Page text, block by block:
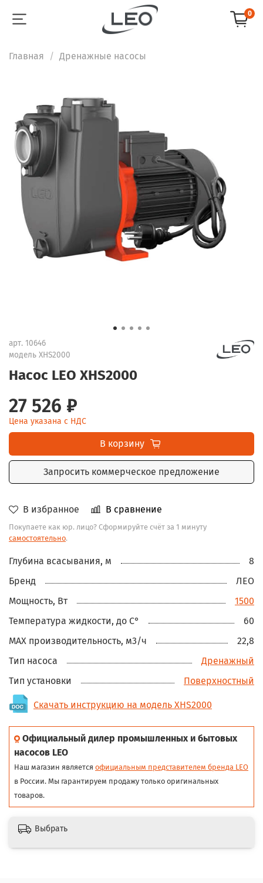
0
Главная Дренажные насосы
арт. 10646
модель XHS2000
Насос LEO XHS2000
В избранное В сравнение
Покупаете как юр. лицо? Сформируйте счёт за 1 минуту
самостоятельно.
27 526 ₽
Цена указана с НДС
В корзину
Запросить коммерческое предложение
Глубина всасывания, м
8
Бренд
ЛЕО
Мощность, Вт
1500
Температура жидкости, до С°
60
MAX производительность, м3/ч
22,8
Тип насоса
Дренажный
Тип установки
Поверхностный
Скачать инструкцию на модель XHS2000
Официальный дилер промышленных и бытовых
насосов LEO
Наш магазин является официальным представителем бренда LEO
в России. Мы гарантируем продажу только оригинальных
товаров.
Выбрать